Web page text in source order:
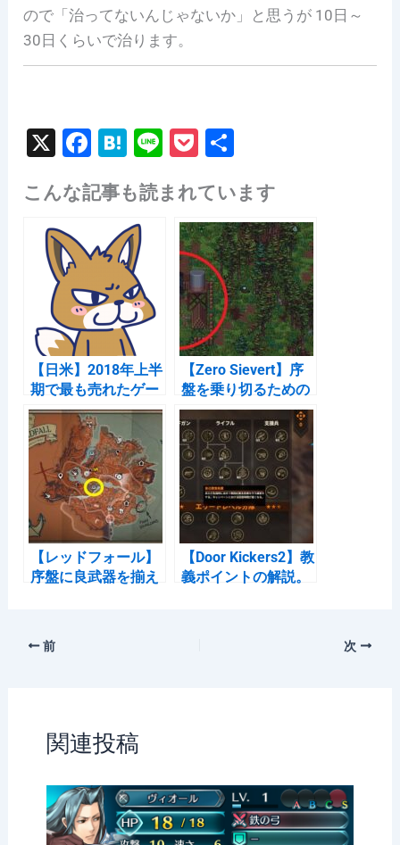
ので「治ってないんじゃないか」と思うが 10日～
30日くらいで治ります。
X
F
c
b
o
o
k
H
e
n
a
Li
e
P
c
k
et
こんな記事も読まれています
【日米】2018年上半
期で最も売れたゲー
ム集
【Zero Sievert】序
盤を乗り切るための
ガイド
【レッドフォール】
序盤に良武器を揃え
【Door Kickers2】教
義ポイントの解説。
前 次
関連投稿